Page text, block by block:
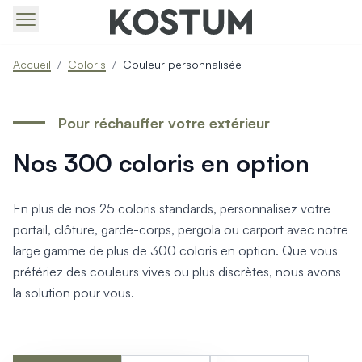
Produits > Portails > Portails contemporains
Produits > Portails > Portails avec décors
Produits > Portails > Motorisation Portail
Produits > Portillons > Tous nos portillons
Produits > Portillons > Portillons contemporains
Produits > Portillons > Portillons traditionnels
Produits > Portillons > Portillons architectes
Produits > Portillons > Portillons décoratifs
Produits > Portillons > Motorisation Portillon
Accueil / Coloris / Couleur personnalisée
Nos 300 coloris en option
Pour réchauffer votre extérieur
En plus de nos 25 coloris standards, personnalisez votre
portail, clôture, garde-corps, pergola ou carport avec notre
large gamme de plus de 300 coloris en option. Que vous
préfériez des couleurs vives ou plus discrètes, nous avons
la solution pour vous.